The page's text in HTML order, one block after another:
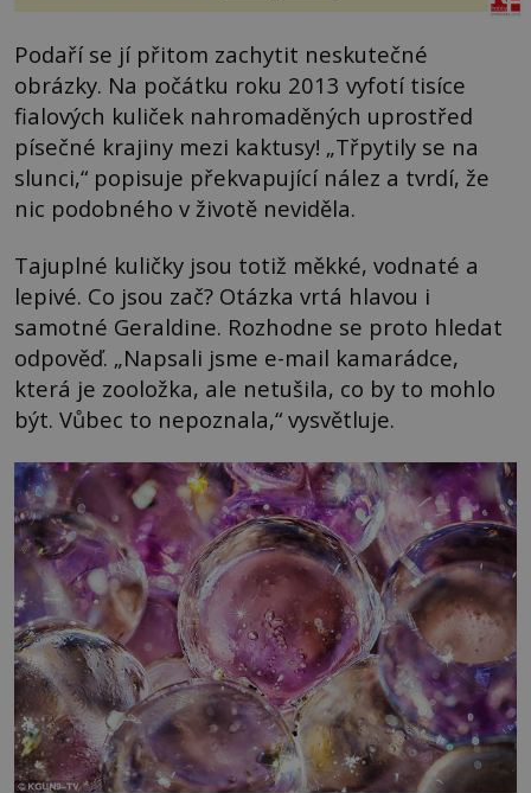
Podaří se jí přitom zachytit neskutečné
obrázky. Na počátku roku 2013 vyfotí tisíce
fialových kuliček nahromaděných uprostřed
písečné krajiny mezi kaktusy! „Třpytily se na
slunci,“ popisuje překvapující nález a tvrdí, že
nic podobného v životě neviděla.
Tajuplné kuličky jsou totiž měkké, vodnaté a
lepivé. Co jsou zač? Otázka vrtá hlavou i
samotné Geraldine. Rozhodne se proto hledat
odpověď. „Napsali jsme e-mail kamarádce,
která je zooložka, ale netušila, co by to mohlo
být. Vůbec to nepoznala,“ vysvětluje.